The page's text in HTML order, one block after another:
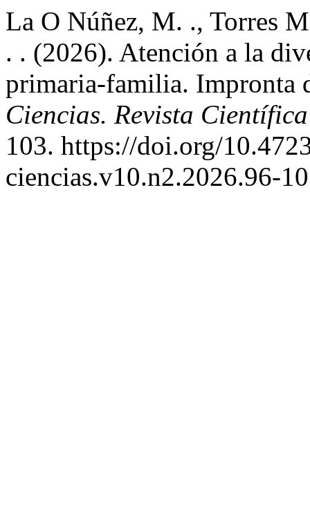
La O Núñez, M. ., Torres
. . (2026). Atención a la
primaria-familia. Impronta
Ciencias. Revista
103. https://doi.org/
ciencias.v10.n2.2026.96-